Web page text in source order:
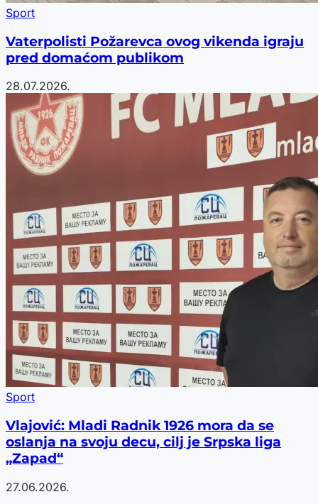
Sport
Vaterpolisti Požarevca ovog vikenda igraju
pred domaćom publikom
28.07.2026.
Sport
Vlajović: Mladi Radnik 1926 mora da se
oslanja na svoju decu, cilj je Srpska liga
„Zapad“
27.06.2026.